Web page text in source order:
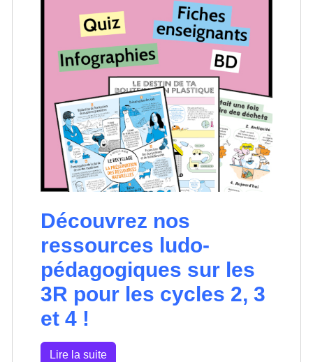
Découvrez nos
ressources ludo-
pédagogiques sur les
3R pour les cycles 2, 3
et 4 !
Lire la suite